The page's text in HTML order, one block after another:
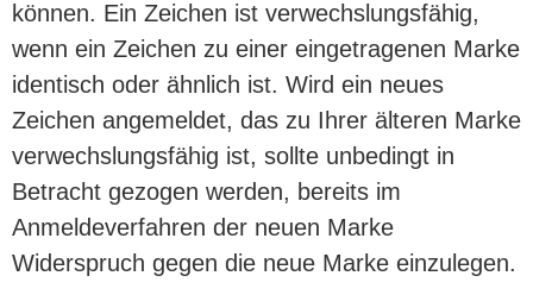
können. Ein Zeichen ist verwechslungsfähig,
wenn ein Zeichen zu einer eingetragenen Marke
identisch oder ähnlich ist. Wird ein neues
Zeichen angemeldet, das zu Ihrer älteren Marke
verwechslungsfähig ist, sollte unbedingt in
Betracht gezogen werden, bereits im
Anmeldeverfahren der neuen Marke
Widerspruch gegen die neue Marke einzulegen.